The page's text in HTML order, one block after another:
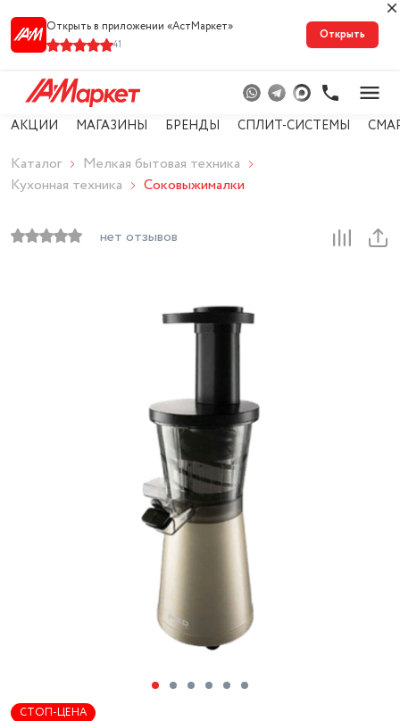
Открыть в приложении «АстМарке‪т‬»
41
Открыть
АКЦИИ МАГАЗИНЫ БРЕНДЫ СПЛИТ-СИСТЕМЫ
Каталог
Мелкая бытовая техника
Кухонная техника
Соковыжималки
нет отзывов
СТОП-ЦЕНА